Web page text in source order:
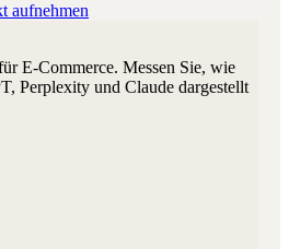
aufnehmen
E-Commerce. Messen Sie, wie
Perplexity und Claude dargestellt